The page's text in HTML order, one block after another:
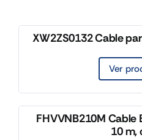
XW2ZS0132 Cable
Ver
FHVVNB210M Cable
10 m,